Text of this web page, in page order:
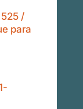
525 /
para